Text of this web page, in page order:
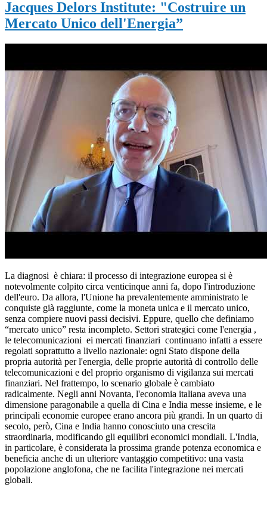
Jacques Delors Institute: "Costruire un
Mercato Unico dell'Energia”
La diagnosi è chiara: il processo di integrazione europea si è
notevolmente colpito circa venticinque anni fa, dopo l'introduzione
dell'euro. Da allora, l'Unione ha prevalentemente amministrato le
conquiste già raggiunte, come la moneta unica e il mercato unico,
senza compiere nuovi passi decisivi. Eppure, quello che definiamo
“mercato unico” resta incompleto. Settori strategici come l'energia ,
le telecomunicazioni ei mercati finanziari continuano infatti a essere
regolati soprattutto a livello nazionale: ogni Stato dispone della
propria autorità per l'energia, delle proprie autorità di controllo delle
telecomunicazioni e del proprio organismo di vigilanza sui mercati
finanziari. Nel frattempo, lo scenario globale è cambiato
radicalmente. Negli anni Novanta, l'economia italiana aveva una
dimensione paragonabile a quella di Cina e India messe insieme, e le
principali economie europee erano ancora più grandi. In un quarto di
secolo, però, Cina e India hanno conosciuto una crescita
straordinaria, modificando gli equilibri economici mondiali. L'India,
in particolare, è considerata la prossima grande potenza economica e
beneficia anche di un ulteriore vantaggio competitivo: una vasta
popolazione anglofona, che ne facilita l'integrazione nei mercati
globali.